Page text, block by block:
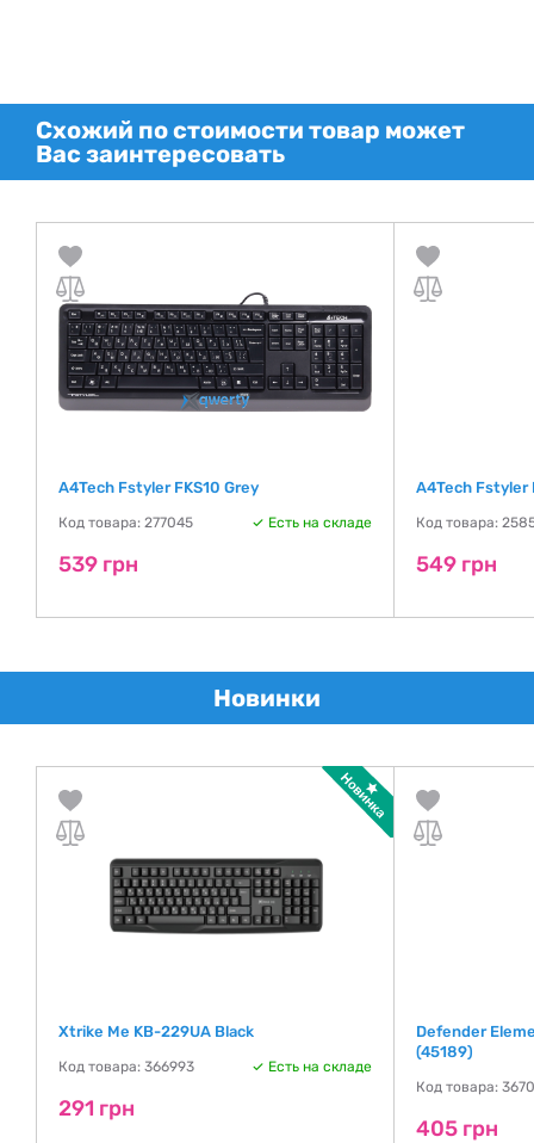
Схожий по стоимости товар может
Вас заинтересовать
A4Tech Fstyler FKS10 Grey
Код товара: 277045 Есть на складе
539 грн
A4Tech Fstyler
Код товара:
549 грн
Новинки
Xtrike Me KB-229UA Black
Код товара: 366993 Есть на складе
291 грн
Defender
(45189)
Код товара:
405 грн